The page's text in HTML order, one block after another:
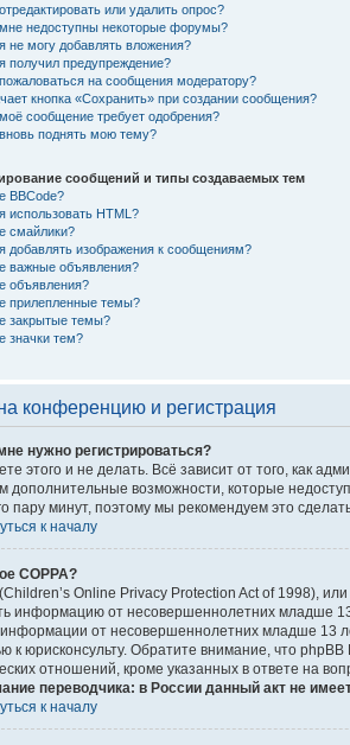
или удалить опрос?
недоступны некоторые форумы?
не могу добавлять вложения?
получил предупреждение?
на сообщения модератору?
кнопка «Сохранить» при создании сообщения?
сообщение требует одобрения?
поднять мою тему?
сообщений и типы создаваемых тем
BBCode?
использовать HTML?
смайлики?
добавлять изображения к сообщениям?
важные объявления?
объявления?
прилепленные темы?
закрытые темы?
значки тем?
конференцию и регистрация
нужно регистрироваться?
этого и не делать. Всё зависит от того, как
дополнительные возможности, которые
пару минут, поэтому мы рекомендуем это
к началу
COPPA?
Online Privacy Protection Act of 1998),
информацию от несовершеннолетних младше
от несовершеннолетних младше 13
к юрисконсульту. Обратите внимание, что
отношений, кроме указанных в ответе на
переводчика: в России данный акт не
к началу